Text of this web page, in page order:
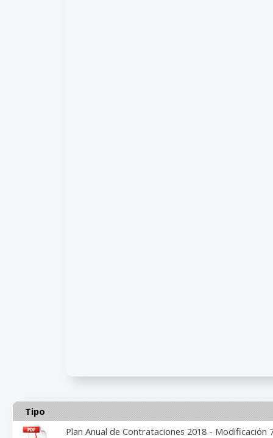
Tipo
Plan Anual de Contrataciones 2018 - Modificación